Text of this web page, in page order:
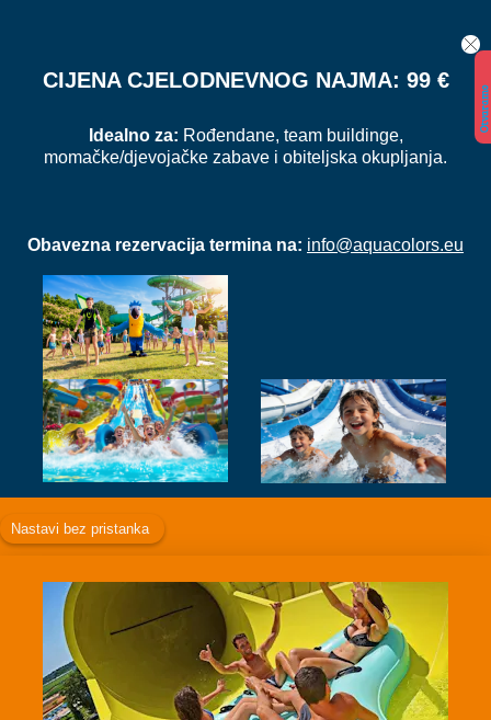
O
t
v
a
r
a
m
o
2
9.
5.
2
0
2
6.
!
!
CIJENA CJELODNEVNOG NAJMA: 99 €
Idealno za: Rođendane, team buildinge,
momačke/djevojačke zabave i obiteljska okupljanja.
Obavezna rezervacija termina na: info@aquacolors.eu